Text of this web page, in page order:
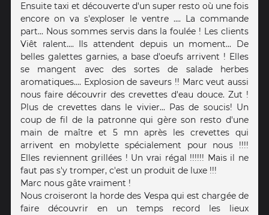
Ensuite taxi et découverte d'un super resto où une fois
encore on va s'exploser le ventre .... La commande
part... Nous sommes servis dans la foulée ! Les clients
Viêt ralent.... Ils attendent depuis un moment... De
belles galettes garnies, a base d'oeufs arrivent ! Elles
se mangent avec des sortes de salade herbes
aromatiques.... Explosion de saveurs !! Marc veut aussi
nous faire découvrir des crevettes d'eau douce. Zut !
Plus de crevettes dans le vivier... Pas de soucis! Un
coup de fil de la patronne qui gère son resto d'une
main de maître et 5 mn après les crevettes qui
arrivent en mobylette spécialement pour nous !!!!
Elles reviennent grillées ! Un vrai régal !!!!!! Mais il ne
faut pas s'y tromper, c'est un produit de luxe !!!
Marc nous gâte vraiment !
Nous croiseront la horde des Vespa qui est chargée de
faire découvrir en un temps record les lieux